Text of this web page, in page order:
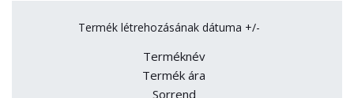
Termék létrehozásának dátuma +/-
Terméknév
Termék ára
Sorrend